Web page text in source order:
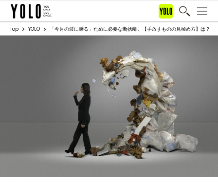
Top YOLO 「今月の波に乗る」ために必要な断捨離。【手放すものの見極め方】は？